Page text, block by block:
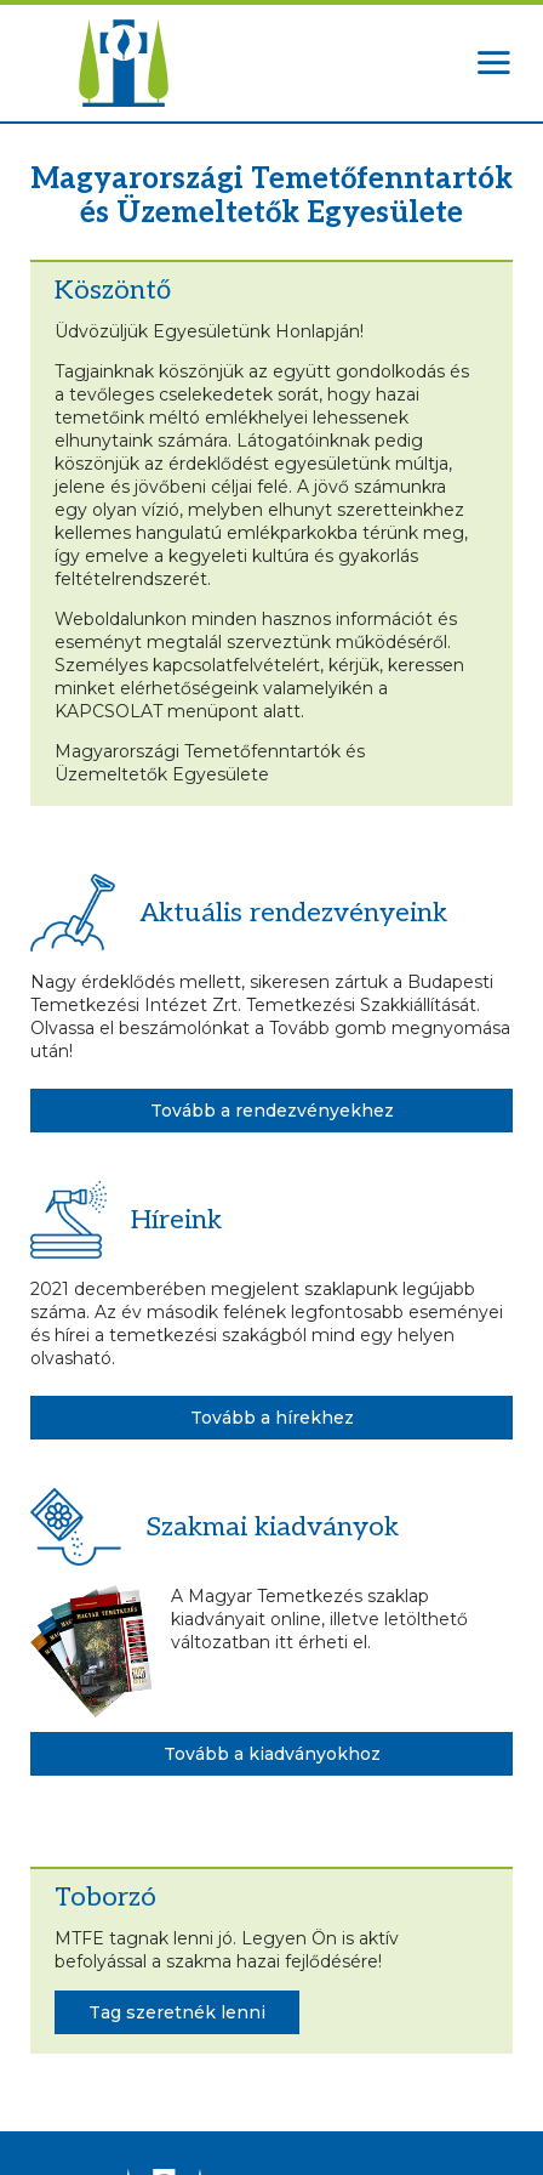
Magyarországi Temetőfenntartók
és Üzemeltetők Egyesülete
Köszöntő
Üdvözüljük Egyesületünk Honlapján!
Tagjainknak köszönjük az együtt gondolkodás és
a tevőleges cselekedetek sorát, hogy hazai
temetőink méltó emlékhelyei lehessenek
elhunytaink számára. Látogatóinknak pedig
köszönjük az érdeklődést egyesületünk múltja,
jelene és jövőbeni céljai felé. A jövő számunkra
egy olyan vízió, melyben elhunyt szeretteinkhez
kellemes hangulatú emlékparkokba térünk meg,
így emelve a kegyeleti kultúra és gyakorlás
feltételrendszerét.
Weboldalunkon minden hasznos információt és
eseményt megtalál szerveztünk működéséről.
Személyes kapcsolatfelvételért, kérjük, keressen
minket elérhetőségeink valamelyikén a
KAPCSOLAT menüpont alatt.
Magyarországi Temetőfenntartók és
Üzemeltetők Egyesülete
Aktuális rendezvényeink
Nagy érdeklődés mellett, sikeresen zártuk a Budapesti
Temetkezési Intézet Zrt. Temetkezési Szakkiállítását.
Olvassa el beszámolónkat a Tovább gomb megnyomása
után!
Tovább a rendezvényekhez
Híreink
2021 decemberében megjelent szaklapunk legújabb
száma. Az év második felének legfontosabb eseményei
és hírei a temetkezési szakágból mind egy helyen
olvasható.
Tovább a hírekhez
Szakmai kiadványok
A Magyar Temetkezés szaklap
kiadványait online, illetve letölthető
változatban itt érheti el.
Tovább a kiadványokhoz
Toborzó
MTFE tagnak lenni jó. Legyen Ön is aktív
befolyással a szakma hazai fejlődésére!
Tag szeretnék lenni